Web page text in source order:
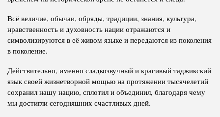
Всё величие, обычаи, обряды, традиции, знания, культура,
нравственность и духовность нации отражаются и
символизируются в её живом языке и передаются из поколения
в поколение.
Действительно, именно сладкозвучный и красивый таджикский
язык своей жизнетворной мощью на протяжении тысячелетий
сохранил нашу нацию, сплотил и объединил, благодаря чему
мы достигли сегодняшних счастливых дней.